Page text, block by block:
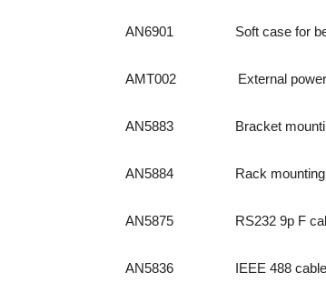
AN6901 Soft case for
AMT002 External power
AN5883 Bracket mounting
AN5884 Rack mounting kit
AN5875 RS232 9p F
AN5836 IEEE 488 cable